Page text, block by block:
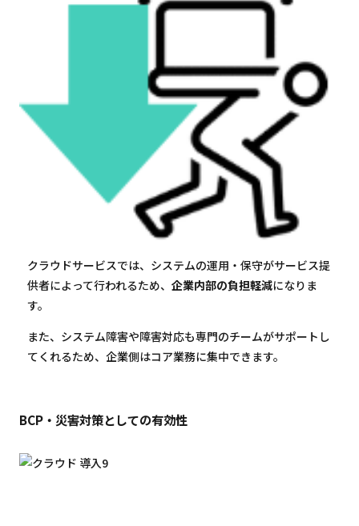
クラウドサービスでは、システムの運用・保守がサービス提
供者によって行われるため、 企業内部の負担軽減になりま
す。
また、システム障害や障害対応も専門のチームがサポートし
てくれるため、企業側はコア業務に集中できます。
BCP・災害対策としての有効性